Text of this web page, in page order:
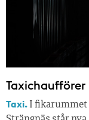
Taxi. I fikarummet